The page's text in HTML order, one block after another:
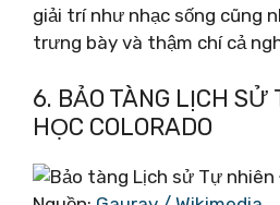
giải trí như nhạc sống cũng
trưng bày và thậm chí cả
6. BẢO TÀNG LỊCH
HỌC COLORADO